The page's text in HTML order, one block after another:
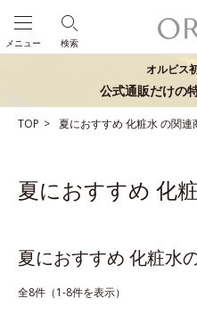
検索
メニュー
オルビス
公式通販だけの
TOP 夏におすすめ 化粧水の関連
夏におすすめ 化
夏におすすめ 化粧水
全8件（1-8件を表示）